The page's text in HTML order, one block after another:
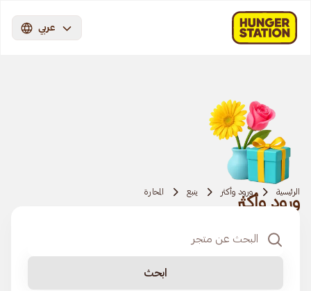
عربي
الرئيسية ورود وأكثر ينبع المحارة
ورود وأكثر
ابحث